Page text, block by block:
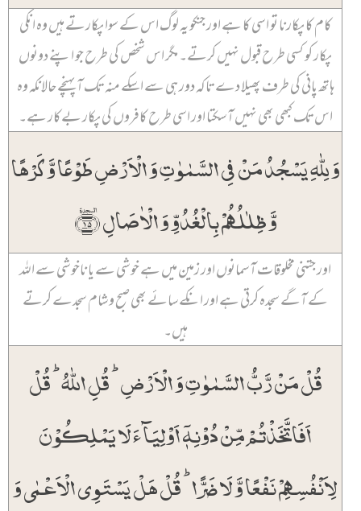
کام کا پکارنا تو اسی کا ہے اور جنکو یہ لوگ اس کے سوا پکارتے ہیں وہ انکی
پکار کو کسی طرح قبول نہیں کرتے۔ مگر اس شخص کی طرح جو اپنے دونوں
ہاتھ پانی کی طرف پھیلا دے تاکہ دور ہی سے اسکے منہ تک آ پہنچے حالانکہ وہ
اس تک کبھی بھی نہیں آ سکتا اور اسی طرح کافروں کی پکار بےکار ہے۔
وَ لِلّٰہِ یَسۡجُدُ مَنۡ فِی السَّمٰوٰتِ وَ الۡاَرۡضِ طَوۡعًا وَّ کَرۡہًا
وَّ ظِلٰلُہُمۡ بِالۡغُدُوِّ وَ الۡاٰصَالِ ﴿ٛ۱۵﴾
اور جتنی مخلوقات آسمانوں اور زمین میں ہے خوشی سے یا ناخوشی سے اللہ
کے آگے سجدہ کرتی ہے اور انکے سائے بھی صبح و شام سجدے کرتے
ہیں۔
قُلۡ مَنۡ رَّبُّ السَّمٰوٰتِ وَ الۡاَرۡضِ ؕ قُلِ اللّٰہُ ؕ قُلۡ
اَفَاتَّخَذۡتُمۡ مِّنۡ دُوۡنِہٖۤ اَوۡلِیَآءَ لَا یَمۡلِکُوۡنَ
لِاَنۡفُسِہِمۡ نَفۡعًا وَّ لَا ضَرًّا ؕ قُلۡ ہَلۡ یَسۡتَوِی الۡاَعۡمٰی وَ